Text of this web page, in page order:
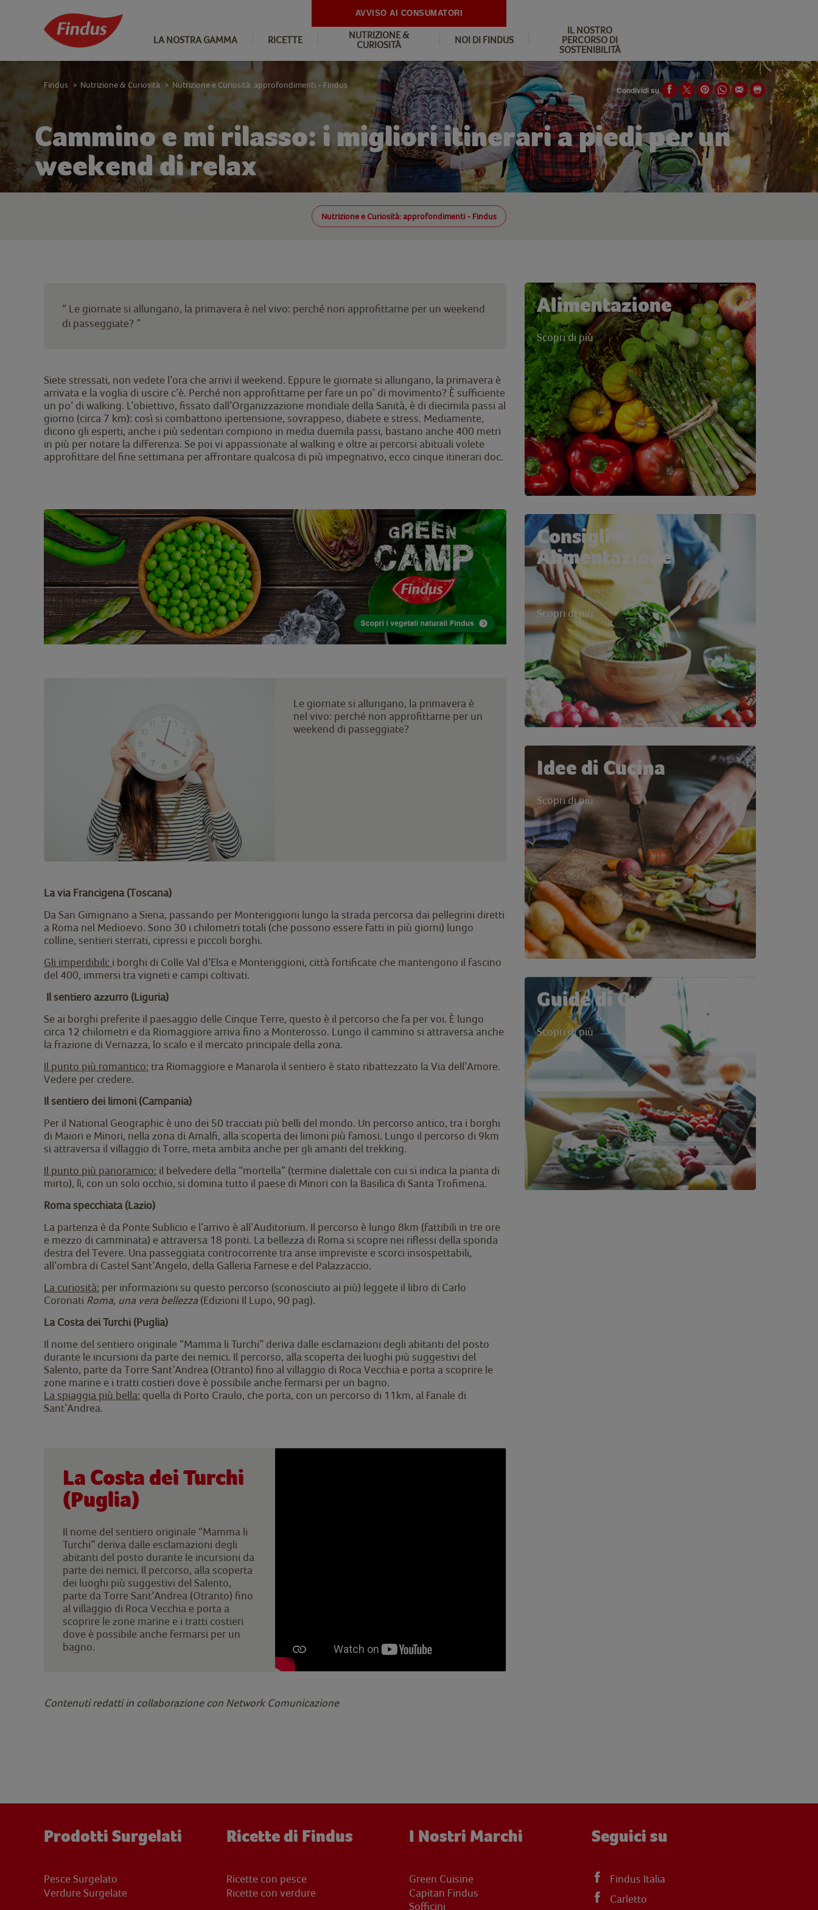
LA NOSTRA GAMMA RICETTE
NUTRIZIONE &
CURIOSITÀ
NOI DI FINDUS
IL NOSTRO
PERCORSO DI
SOSTENIBILITÀ
Cammino e mi rilasso: i migliori itinerari a piedi per un
weekend di relax
Nutrizione e Curiosità: approfondimenti - Findus
Findus > Nutrizione & Curiosità > Nutrizione e Curiosità: approfondimenti - Findus Condividi su
“ Le giornate si allungano, la primavera è nel vivo: perché non approfittarne per un weekend
di passeggiate? ”
Siete stressati, non vedete l’ora che arrivi il weekend. Eppure le giornate si allungano, la primavera è
arrivata e la voglia di uscire c’è. Perché non approfittarne per fare un po’ di movimento? È sufficiente
un po’ di walking. L’obiettivo, fissato dall’Organizzazione mondiale della Sanità, è di diecimila passi al
giorno (circa 7 km): così si combattono ipertensione, sovrappeso, diabete e stress. Mediamente,
dicono gli esperti, anche i più sedentari compiono in media duemila passi, bastano anche 400 metri
in più per notare la differenza. Se poi vi appassionate al walking e oltre ai percorsi abituali volete
approfittare del fine settimana per affrontare qualcosa di più impegnativo, ecco cinque itinerari doc.
Le giornate si allungano, la primavera è
nel vivo: perché non approfittarne per un
weekend di passeggiate?
La via Francigena (Toscana)
Da San Gimignano a Siena, passando per Monteriggioni lungo la strada percorsa dai pellegrini diretti
a Roma nel Medioevo. Sono 30 i chilometri totali (che possono essere fatti in più giorni) lungo
colline, sentieri sterrati, cipressi e piccoli borghi.
Gli imperdibili: i borghi di Colle Val d’Elsa e Monteriggioni, città fortificate che mantengono il fascino
del 400, immersi tra vigneti e campi coltivati.
Il sentiero azzurro (Liguria)
Se ai borghi preferite il paesaggio delle Cinque Terre, questo è il percorso che fa per voi. È lungo
circa 12 chilometri e da Riomaggiore arriva fino a Monterosso. Lungo il cammino si attraversa anche
la frazione di Vernazza, lo scalo e il mercato principale della zona.
Il punto più romantico: tra Riomaggiore e Manarola il sentiero è stato ribattezzato la Via dell’Amore.
Vedere per credere.
Il sentiero dei limoni (Campania)
Per il National Geographic è uno dei 50 tracciati più belli del mondo. Un percorso antico, tra i borghi
di Maiori e Minori, nella zona di Amalfi, alla scoperta dei limoni più famosi. Lungo il percorso di 9km
si attraversa il villaggio di Torre, meta ambita anche per gli amanti del trekking.
Il punto più panoramico: il belvedere della “mortella” (termine dialettale con cui si indica la pianta di
mirto), lì, con un solo occhio, si domina tutto il paese di Minori con la Basilica di Santa Trofimena.
Roma specchiata (Lazio)
La partenza è da Ponte Sublicio e l’arrivo è all’Auditorium. Il percorso è lungo 8km (fattibili in tre ore
e mezzo di camminata) e attraversa 18 ponti. La bellezza di Roma si scopre nei riflessi della sponda
destra del Tevere. Una passeggiata controcorrente tra anse impreviste e scorci insospettabili,
all’ombra di Castel Sant’Angelo, della Galleria Farnese e del Palazzaccio.
La curiosità: per informazioni su questo percorso (sconosciuto ai più) leggete il libro di Carlo
Coronati Roma, una vera bellezza (Edizioni Il Lupo, 90 pag).
La Costa dei Turchi (Puglia)
Il nome del sentiero originale “Mamma li Turchi” deriva dalle esclamazioni degli abitanti del posto
durante le incursioni da parte dei nemici. Il percorso, alla scoperta dei luoghi più suggestivi del
Salento, parte da Torre Sant’Andrea (Otranto) fino al villaggio di Roca Vecchia e porta a scoprire le
zone marine e i tratti costieri dove è possibile anche fermarsi per un bagno.
La spiaggia più bella: quella di Porto Craulo, che porta, con un percorso di 11km, al Fanale di
Sant’Andrea.
La Costa dei Turchi
(Puglia)
Il nome del sentiero originale “Mamma li
Turchi” deriva dalle esclamazioni degli
abitanti del posto durante le incursioni da
parte dei nemici. Il percorso, alla scoperta
dei luoghi più suggestivi del Salento,
parte da Torre Sant’Andrea (Otranto) fino
al villaggio di Roca Vecchia e porta a
scoprire le zone marine e i tratti costieri
dove è possibile anche fermarsi per un
bagno.
Contenuti redatti in collaborazione con Network Comunicazione
Alimentazione
Scopri di più
Consigli di
Alimentazione
Scopri di più
Idee di Cucina
Scopri di più
Guide di Cucina
Scopri di più
Prodotti Surgelati
Pesce Surgelato
Verdure Surgelate
Ricette di Findus
Ricette con pesce
Ricette con verdure
I Nostri Marchi
Green Cuisine
Capitan Findus
Sofficini
Seguici su
Findus Italia
Carletto
AVVISO AI CONSUMATORI